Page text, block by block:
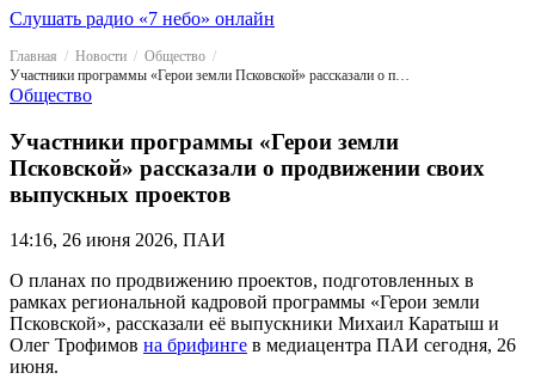
Слушать радио «7 небо» онлайн
Главная Новости
Общество
Участники программы «Герои земли Псковской» рассказали о продвижении своих выпускных проектов
Общество
Участники программы «Герои земли
Псковской» рассказали о продвижении своих
выпускных проектов
14:16, 26 июня 2026, ПАИ
О планах по продвижению проектов, подготовленных в
рамках региональной кадровой программы «Герои земли
Псковской», рассказали её выпускники Михаил Каратыш и
Олег Трофимов на брифинге в медиацентра ПАИ сегодня, 26
июня.